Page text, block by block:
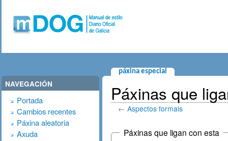
Páxinas que
← Aspectos formais
Páxinas que ligan con esta
páxina especial
NAVEGACIÓN
Portada
Cambios recentes
Páxina aleatoria
Axuda